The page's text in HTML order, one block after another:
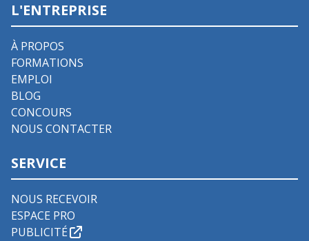
L'ENTREPRISE
À PROPOS
FORMATIONS
EMPLOI
BLOG
CONCOURS
NOUS CONTACTER
SERVICE
NOUS RECEVOIR
ESPACE PRO
PUBLICITÉ